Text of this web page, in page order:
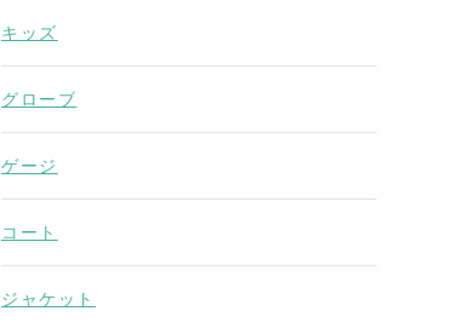
キッズ
グローブ
ゲージ
コート
ジャケット